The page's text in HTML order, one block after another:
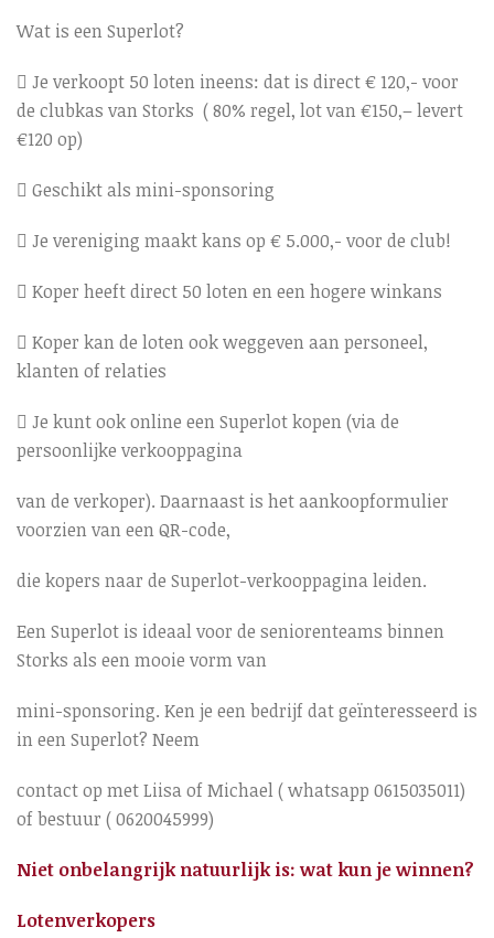
Wat is een Superlot?
 Je verkoopt 50 loten ineens: dat is direct € 120,- voor
de clubkas van Storks ( 80% regel, lot van €150,– levert
€120 op)
 Geschikt als mini-sponsoring
 Je vereniging maakt kans op € 5.000,- voor de club!
 Koper heeft direct 50 loten en een hogere winkans
 Koper kan de loten ook weggeven aan personeel,
klanten of relaties
 Je kunt ook online een Superlot kopen (via de
persoonlijke verkooppagina
van de verkoper). Daarnaast is het aankoopformulier
voorzien van een QR-code,
die kopers naar de Superlot-verkooppagina leiden.
Een Superlot is ideaal voor de seniorenteams binnen
Storks als een mooie vorm van
mini-sponsoring. Ken je een bedrijf dat geïnteresseerd is
in een Superlot? Neem
contact op met Liisa of Michael ( whatsapp 0615035011)
of bestuur ( 0620045999)
Niet onbelangrijk natuurlijk is: wat kun je winnen?
Lotenverkopers